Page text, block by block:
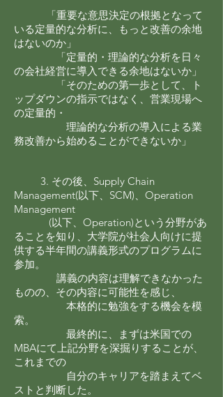
「重要な意思決定の根拠となって
いる定量的な分析に、もっと改善の余地
はないのか」
「定量的・理論的な分析を日々
の会社経営に導入できる余地はないか」
「そのための第一歩として、ト
ップダウンの指示ではなく、営業現場へ
の定量的・
理論的な分析の導入による業
務改善から始めることができないか」
3. その後、Supply Chain
Management(以下、SCM)、Operation
Management
(以下、Operation)という分野があ
ることを知り、大学院が社会人向けに提
供する半年間の講義形式のプログラムに
参加。
講義の内容は理解できなかった
ものの、その内容に可能性を感じ、
本格的に勉強をする機会を模
索。
最終的に、まずは米国での
MBAにて上記分野を深掘りすることが、
これまでの
自分のキャリアを踏まえてベ
ストと判断した。